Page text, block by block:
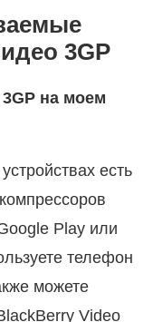
3GP
на моем
есть
Play или
телефон
можете
Video